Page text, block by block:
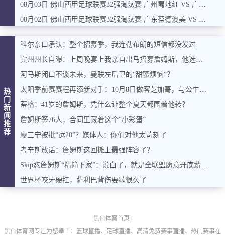
08月03日 佛山西甲足球联赛32强淘汰赛 广州蜀地红 VS 广州戴拿模 全场录像
08月02日 佛山西甲足球联赛32强淘汰赛 广东葆德澳美 VS 白坭兴龙 全场录像
热
门
新
闻
推
荐
科尔亲口承认：整个招募季，我连勒布朗的短信都没发过
宾州州长自曝：上周晚宴上我亲自出马招募詹姆斯，他选了费城，我挺高兴
阿马斯闭口不谈未来，曼联左后卫的“甜蜜烦恼”？
太阳季前赛赛程再添新对手：10月8日做客芝加哥，与公牛过招
蒂格：41岁的詹姆斯，凭什么让整个夏天都围着他转？
詹姆斯签76人，合同里藏着这个“小彩蛋”
廖三宁被批“运20”？媒体人：你们对他太苛刻了
考辛斯放话：詹姆斯这回摊上最强阵容了？
Skip怼詹姆斯“精简下家”：说白了，就是全联盟愿意开底薪的球队名单
世界杯咬牙硬扛，萨利巴背伤要歇很久了
黑白体育首页
黑白体育网专注为您奉上：篮球直播、足球直播、高清免费赛事直播、热门赛事在